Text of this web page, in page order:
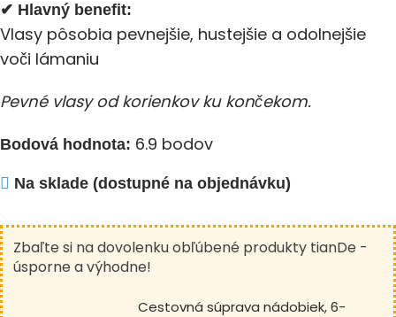
✔ Hlavný benefit:
Vlasy pôsobia pevnejšie, hustejšie a odolnejšie
voči lámaniu
Pevné vlasy od korienkov ku končekom.
Bodová hodnota: 6.9 bodov
Na sklade (dostupné na objednávku)
Zbaľte si na dovolenku obľúbené produkty tianDe -
úsporne a výhodne!
Cestovná súprava nádobiek, 6-